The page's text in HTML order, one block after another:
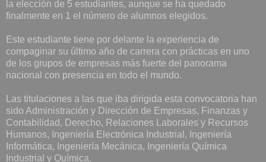
la elección de 5 estudiantes, aunque se ha quedado
finalmente en 1 el número de alumnos elegidos.
Este estudiante tiene por delante la experiencia de
compaginar su último año de carrera con prácticas en uno
de los grupos de empresas más fuerte del panorama
nacional con presencia en todo el mundo.
Las titulaciones a las que iba dirigida esta convocatoria han
sido Administración y Dirección de Empresas, Finanzas y
Contabilidad, Derecho, Relaciones Laborales y Recursos
Humanos, Ingeniería Electrónica Industrial, Ingeniería
Informática, Ingeniería Mecánica, Ingeniería Química
Industrial y Química.